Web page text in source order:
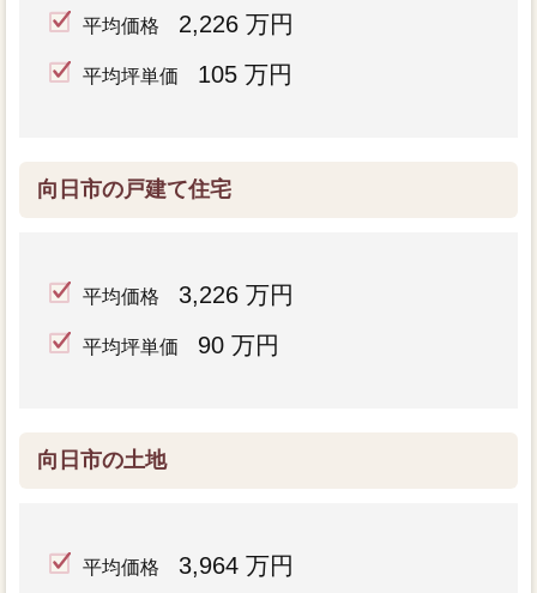
平均価格 2,226 万円
平均坪単価 105 万円
向日市の戸建て住宅
平均価格 3,226 万円
平均坪単価 90 万円
向日市の土地
平均価格 3,964 万円